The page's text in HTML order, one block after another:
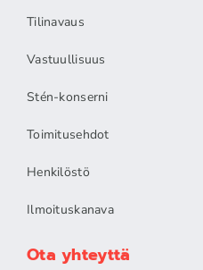
Tilinavaus
Vastuullisuus
Stén-konserni
Toimitusehdot
Henkilöstö
Ilmoituskanava
Ota yhteyttä